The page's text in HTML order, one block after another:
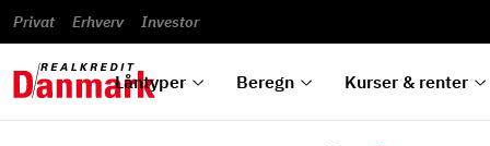
Privat Erhverv Investor
Låntyper Beregn Kurser & renter
til bolig
Alle
låntyper
omlægning
Se alle
beregnere
Renteprognose
Bestil
kursovervågning
rentetilpasning
vilkår
Blanketter
Samarbejdspartnere
guides
hvad
vi kan
tilbyde